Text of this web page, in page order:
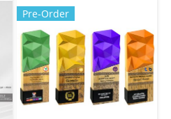
Pre-Order